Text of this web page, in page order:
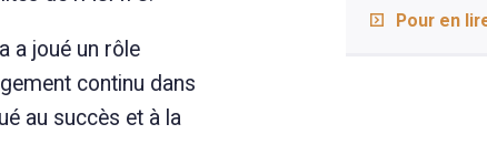
a joué un rôle
continu dans
au succès et à la
Pour en